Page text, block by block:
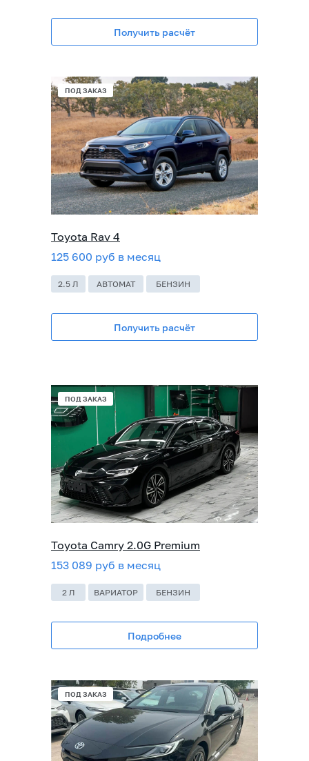
Получить расчёт
Toyota Rav 4
125 600 руб в месяц
Получить расчёт
ПОД ЗАКАЗ
2.5 Л АВТОМАТ БЕНЗИН
Toyota Camry 2.0G Premium
153 089 руб в месяц
2 Л ВАРИАТОР БЕНЗИН
Подробнее
ПОД ЗАКАЗ
ПОД ЗАКАЗ